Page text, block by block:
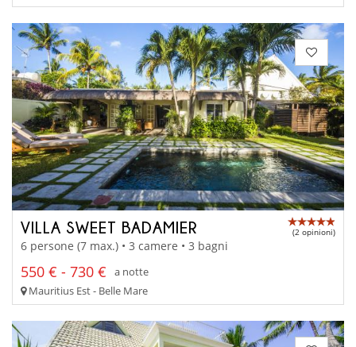
VILLA SWEET BADAMIER (2 opinioni)
6 persone (7 max.) • 3 camere • 3 bagni
550 € - 730 €
a notte
Mauritius Est - Belle Mare